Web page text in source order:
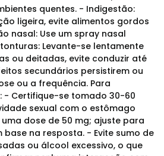
quentes. - Indigestão:
ligeira, evite alimentos gordos
nasal: Use um spray nasal
Levante-se lentamente
ou deitadas, evite conduzir até
secundários persistirem ou
ou a frequência. Para
- Certifique-se tomado 30-60
sexual com o estômago
dose de 50 mg; ajuste para
base na resposta. - Evite sumo de
ou álcool excessivo, o que